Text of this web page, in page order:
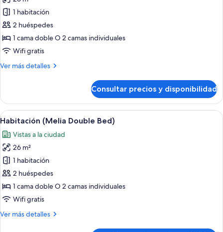
las
fotos
de
Habitación
(Melia
Views
1 habitación
2 huéspedes
1 cama doble O 2 camas individuales
Wifi gratis
Ver más detalles
Más
(Melia
with
Views
Bed)
Consultar precios y disponibilidad
Abrir
todas
las
fotos
de
Habitación
(Melia
Double
Una habitación de hotel moderna
3
Habitación (Melia Double Bed)
Vistas a la ciudad
26 m²
1 habitación
2 huéspedes
1 cama doble O 2 camas individuales
Wifi gratis
Ver más detalles
Más